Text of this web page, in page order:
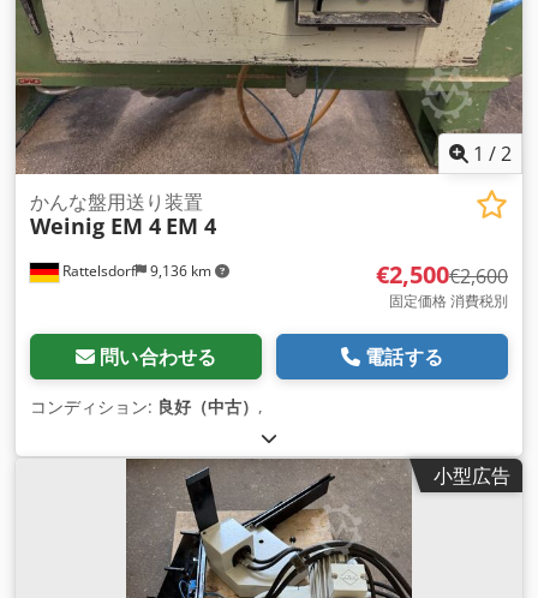
1 /2
Rattelsdorf 9,136 km
かんな盤用送り装置
Weinig EM 4 EM 4
€2,500€2,600
固定価格 消費税別
問い合わせる 電話する
コンディション: 良好（中古） ,
小型広告